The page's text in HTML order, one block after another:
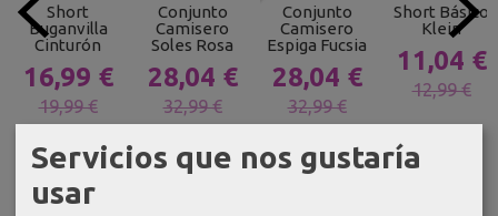
Short
Buganvilla
Cinturón
16,99 €
19,99 €
Conjunto
Camisero
Soles Rosa
28,04 €
32,99 €
Conjunto
Camisero
Espiga Fucsia
28,04 €
32,99 €
Short Básico
Klein
11,04 €
12,99 €
Servicios que nos gustaría
usar